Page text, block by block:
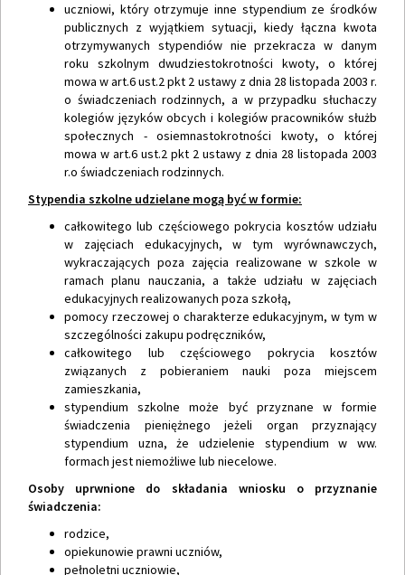
uczniowi, który otrzymuje inne stypendium ze środków
publicznych z wyjątkiem sytuacji, kiedy łączna kwota
otrzymywanych stypendiów nie przekracza w danym
roku szkolnym dwudziestokrotności kwoty, o której
mowa w art.6 ust.2 pkt 2 ustawy z dnia 28 listopada 2003 r.
o świadczeniach rodzinnych, a w przypadku słuchaczy
kolegiów języków obcych i kolegiów pracowników służb
społecznych - osiemnastokrotności kwoty, o której
mowa w art.6 ust.2 pkt 2 ustawy z dnia 28 listopada 2003
r.o świadczeniach rodzinnych.
Stypendia szkolne udzielane mogą być w formie:
całkowitego lub częściowego pokrycia kosztów udziału
w zajęciach edukacyjnych, w tym wyrównawczych,
wykraczających poza zajęcia realizowane w szkole w
ramach planu nauczania, a także udziału w zajęciach
edukacyjnych realizowanych poza szkołą,
pomocy rzeczowej o charakterze edukacyjnym, w tym w
szczególności zakupu podręczników,
całkowitego lub częściowego pokrycia kosztów
związanych z pobieraniem nauki poza miejscem
zamieszkania,
stypendium szkolne może być przyznane w formie
świadczenia pieniężnego jeżeli organ przyznający
stypendium uzna, że udzielenie stypendium w ww.
formach jest niemożliwe lub niecelowe.
Osoby uprwnione do składania wniosku o przyznanie
świadczenia:
rodzice,
opiekunowie prawni uczniów,
pełnoletni uczniowie,